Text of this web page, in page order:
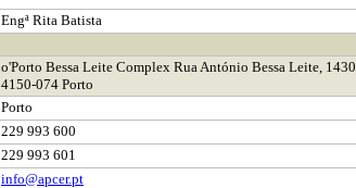
Engª Rita Batista
o'Porto Bessa Leite Complex Rua António Bessa Leite, 1430
4150-074 Porto
Porto
229 993 600
229 993 601
info@apcer.pt